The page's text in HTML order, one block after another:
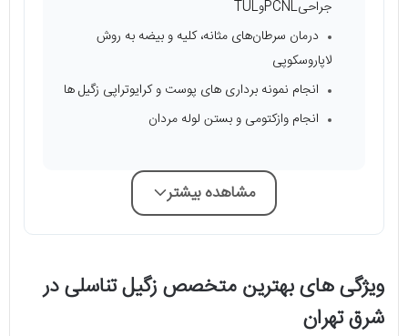
جراحیPCNLوTUL
درمان سرطان‌های مثانه، کلیه و بیضه به روش
لاپاروسکوپی
انجام نمونه برداری های پوست و کرایوتراپی زگیل ها
انجام وازکتومی و بستن لوله مردان
مشاهده بیشتر
ویژگی های بهترین متخصص زگیل تناسلی در
شرق تهران